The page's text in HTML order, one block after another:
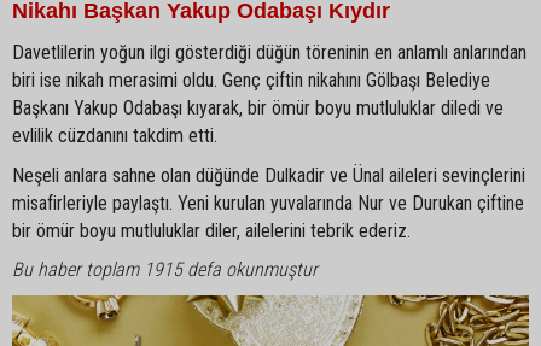
Nikahı Başkan Yakup Odabaşı Kıydır
Davetlilerin yoğun ilgi gösterdiği düğün töreninin en anlamlı anlarından
biri ise nikah merasimi oldu. Genç çiftin nikahını Gölbaşı Belediye
Başkanı Yakup Odabaşı kıyarak, bir ömür boyu mutluluklar diledi ve
evlilik cüzdanını takdim etti.
Neşeli anlara sahne olan düğünde Dulkadir ve Ünal aileleri sevinçlerini
misafirleriyle paylaştı. Yeni kurulan yuvalarında Nur ve Durukan çiftine
bir ömür boyu mutluluklar diler, ailelerini tebrik ederiz.
Bu haber toplam 1915 defa okunmuştur